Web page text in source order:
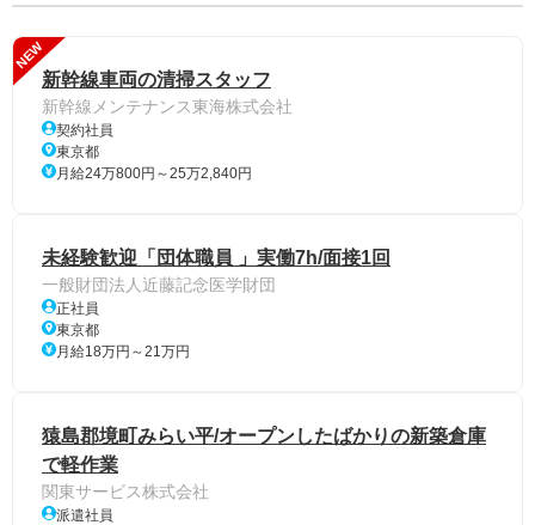
NEW
新幹線車両の清掃スタッフ
新幹線メンテナンス東海株式会社
契約社員
東京都
月給24万800円～25万2,840円
未経験歓迎「団体職員 」実働7h/面接1回
一般財団法人近藤記念医学財団
正社員
東京都
月給18万円～21万円
猿島郡境町みらい平/オープンしたばかりの新築倉庫
で軽作業
関東サービス株式会社
派遣社員